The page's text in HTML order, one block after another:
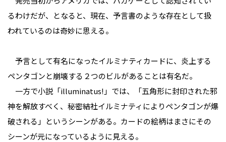
るわけだが、となると、現在、予言書のような存在として扱
われているのは奇妙に思える。
予言として有名になったイルミナティカードに、炎上する
ペンタゴンと崩壊する２つのビルがあることは有名だ。
一方で小説「illuminatus!」では、「五角形に封印された邪
神を解放すべく、秘密結社イルミナティによりペンタゴンが爆
破される」というシーンがある。カードの絵柄はまさにその
シーンが元になっているように見える。